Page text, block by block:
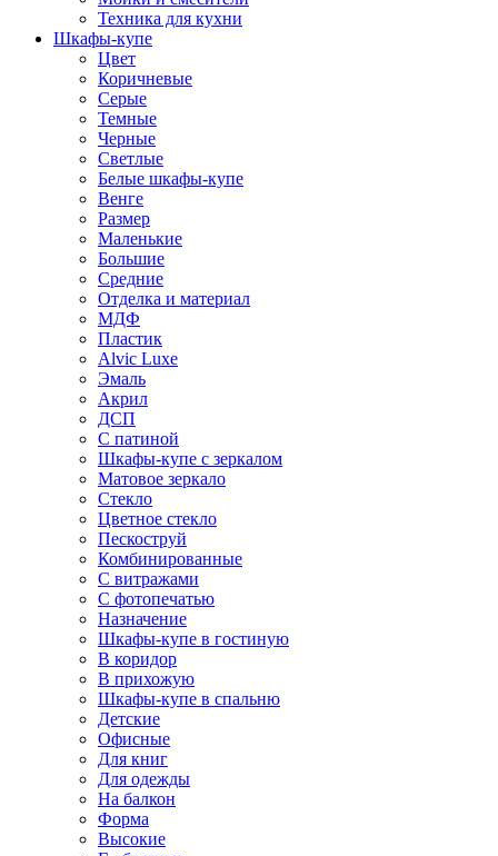
Техника для кухни
Шкафы-купе
Цвет
Коричневые
Серые
Темные
Черные
Светлые
Белые шкафы-купе
Венге
Размер
Маленькие
Большие
Средние
Отделка и материал
МДФ
Пластик
Alvic Luxe
Эмаль
Акрил
ДСП
С патиной
Шкафы-купе с зеркалом
Матовое зеркало
Стекло
Цветное стекло
Пескоструй
Комбинированные
С витражами
С фотопечатью
Назначение
Шкафы-купе в гостиную
В коридор
В прихожую
Шкафы-купе в спальню
Детские
Офисные
Для книг
Для одежды
На балкон
Форма
Высокие